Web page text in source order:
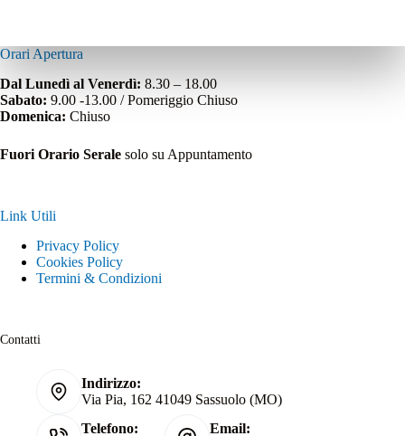
Orari Apertura
Dal Lunedì al Venerdì: 8.30 – 18.00
Sabato: 9.00 -13.00 / Pomeriggio Chiuso
Domenica: Chiuso
Fuori Orario Serale solo su Appuntamento
Link Utili
Privacy Policy
Cookies Policy
Termini & Condizioni
Contatti
Indirizzo:
Via Pia, 162 41049 Sassuolo (MO)
Telefono:
Email: